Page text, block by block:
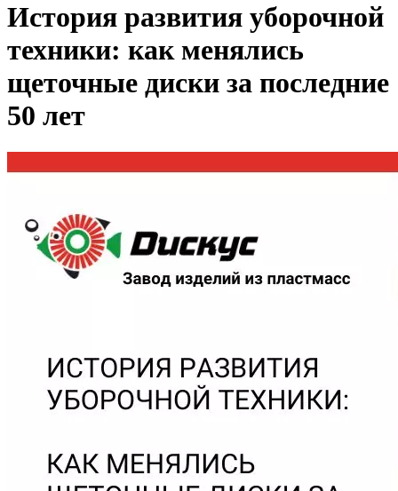
История развития уборочной
техники: как менялись
щеточные диски за последние
50 лет